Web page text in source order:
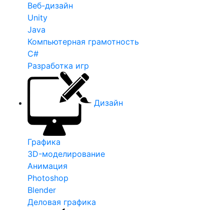
Веб-дизайн
Unity
Java
Компьютерная грамотность
C#
Разработка игр
Дизайн
Графика
3D-моделирование
Анимация
Photoshop
Blender
Деловая графика